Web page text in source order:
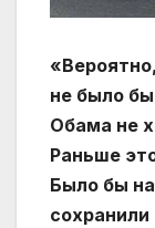
не было
Обама не
Раньше
Было бы